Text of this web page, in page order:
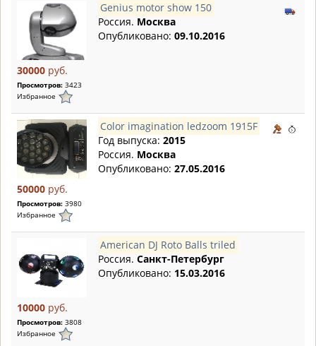
30000 руб.
Просмотров: 3423
Избранное
Genius motor show 150
Россия. Москва
Опубликовано: 09.10.2016
50000 руб.
Просмотров: 3980
Избранное
Color imagination ledzoom 1915F
Год выпуска: 2015
Россия. Москва
Опубликовано: 27.05.2016
10000 руб.
Просмотров: 3808
Избранное
American DJ Roto Balls triled
Россия. Санкт-Петербург
Опубликовано: 15.03.2016